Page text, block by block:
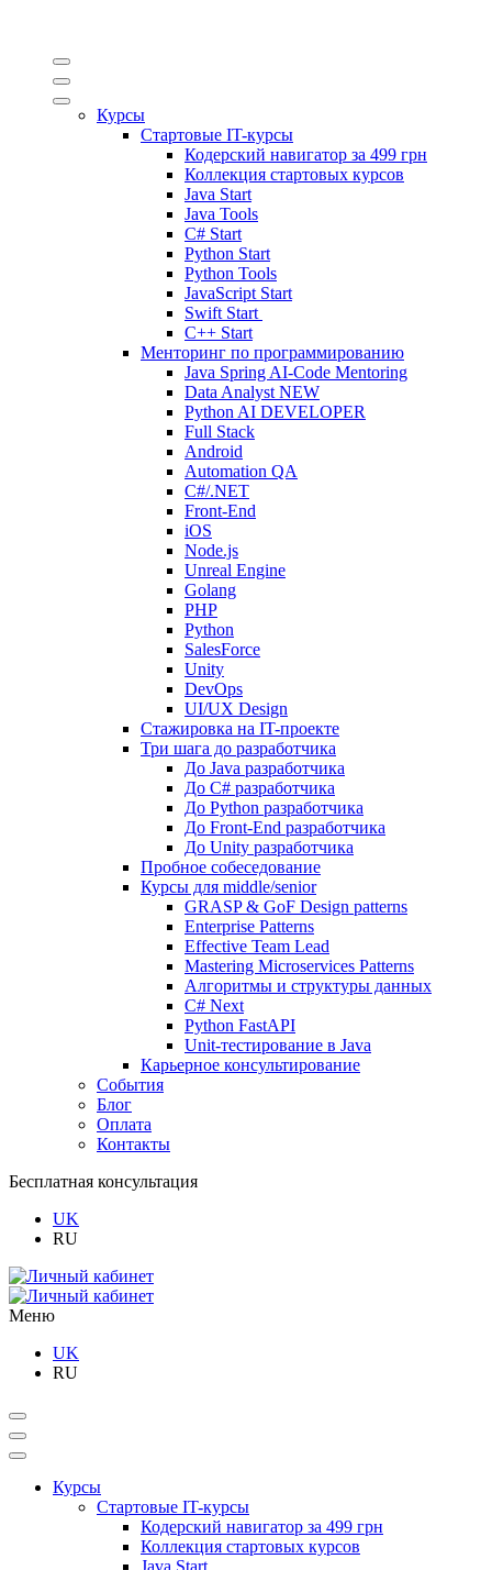
Курсы
Стартовые IT-курсы
Кодерский навигатор за 499 грн
Коллекция стартовых курсов
Java Start
Java Tools
C# Start
Python Start
Python Tools
JavaScript Start
Swift Start
C++ Start
Менторинг по программированию
Java Spring AI-Code Mentoring
Data Analyst NEW
Python AI DEVELOPER
Full Stack
Android
Automation QA
C#/.NET
Front-End
iOS
Node.js
Unreal Engine
Golang
PHP
Python
SalesForce
Unity
DevOps
UI/UX Design
Стажировка на IT-проекте
Три шага до разработчика
До Java разработчика
До C# разработчика
До Python разработчика
До Front-End разработчика
До Unity разработчика
Пробное собеседование
Курсы для middle/senior
GRASP & GoF Design patterns
Enterprise Patterns
Effective Team Lead
Mastering Microservices Patterns
Алгоритмы и структуры данных
C# Next
Python FastAPI
Unit-тестирование в Java
Карьерное консультирование
События
Блог
Оплата
Контакты
Бесплатная консультация
UK
RU
Меню
UK
RU
Курсы
Стартовые IT-курсы
Кодерский навигатор за 499 грн
Коллекция стартовых курсов
Java Start